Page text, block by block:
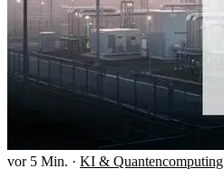
vor 5 Min. · KI & Quantencomputing